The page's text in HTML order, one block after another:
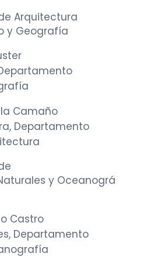
Arquitectura
y Geografía
Camaño
Departamento
y Oceanográ
Castro
Departamento